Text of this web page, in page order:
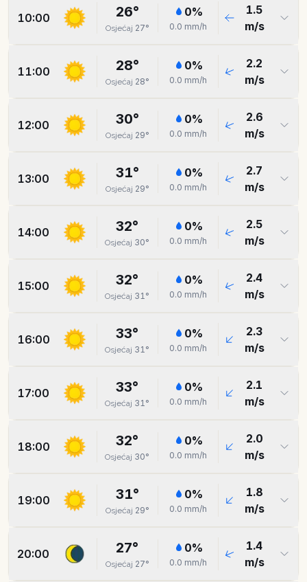
10:00 26°
Osjećaj 27°
0%
0.0 mm/h
1.5
m/s
11:00 28°
Osjećaj 28°
0%
0.0 mm/h
2.2
m/s
12:00 30°
Osjećaj 29°
0%
0.0 mm/h
2.6
m/s
13:00 31°
Osjećaj 29°
0%
0.0 mm/h
2.7
m/s
14:00 32°
Osjećaj 30°
0%
0.0 mm/h
2.5
m/s
15:00 32°
Osjećaj 31°
0%
0.0 mm/h
2.4
m/s
16:00 33°
Osjećaj 31°
0%
0.0 mm/h
2.3
m/s
17:00 33°
Osjećaj 31°
0%
0.0 mm/h
2.1
m/s
18:00 32°
Osjećaj 30°
0%
0.0 mm/h
2.0
m/s
19:00 31°
Osjećaj 29°
0%
0.0 mm/h
1.8
m/s
20:00 27°
Osjećaj 27°
0%
0.0 mm/h
1.4
m/s